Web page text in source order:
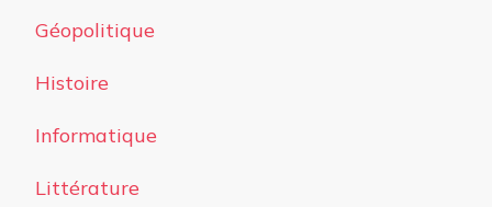
Géopolitique
Histoire
Informatique
Littérature